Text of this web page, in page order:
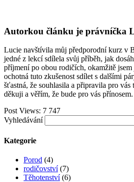
Autorkou článku je právníčka
Lucie navštívila můj předporodní kurz v
jedné z lekcí sdílela svůj příběh, jak
příjmení po obou rodičích, okamžitě
ochotná tuto zkušenost sdílet s dalšími
šťastná, že souhlasila a připravila pro
děkuji a věřím, že bude pro vás přínosem.
Post Views: 7 747
Vyhledávání
Kategorie
Porod (4)
rodičovství(7)
Těhotenství(6)